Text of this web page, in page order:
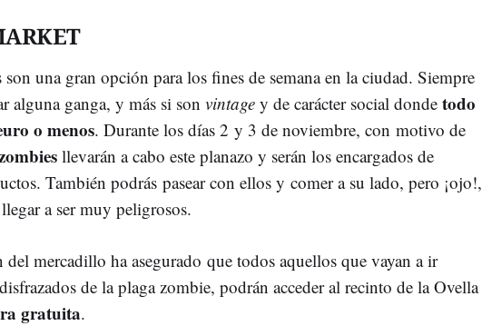
una gran opción para los fines de semana en la ciudad. Siempre
alguna ganga, y más si son vintage y de carácter social donde todo
o menos. Durante los días 2 y 3 de noviembre, con motivo de
llevarán a cabo este planazo y serán los encargados de
También podrás pasear con ellos y comer a su lado, pero ¡ojo!,
a ser muy peligrosos.
mercadillo ha asegurado que todos aquellos que vayan a ir
de la plaga zombie, podrán acceder al recinto de la Ovella
gratuita.